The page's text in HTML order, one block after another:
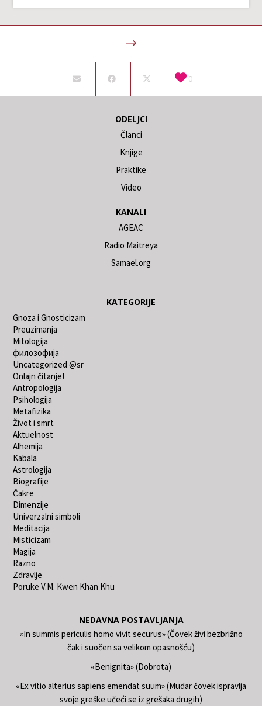
0
ODELJCI
Članci
Knjige
Praktike
Video
KANALI
AGEAC
Radio Maitreya
Samael.org
KATEGORIJE
Gnoza i Gnosticizam
Preuzimanja
Mitologija
филозофија
Uncategorized @sr
Onlajn čitanje!
Antropologija
Psihologija
Metafizika
Život i smrt
Aktuelnost
Alhemija
Kabala
Astrologija
Biografije
Čakre
Dimenzije
Univerzalni simboli
Meditacija
Misticizam
Magija
Razno
Zdravlje
Poruke V.M. Kwen Khan Khu
NEDAVNA POSTAVLJANJA
«In summis periculis homo vivit securus» (Čovek živi bezbrižno
čak i suočen sa velikom opasnošću)
«Benignita» (Dobrota)
«Ex vitio alterius sapiens emendat suum» (Mudar čovek ispravlja
svoje greške učeći se iz grešaka drugih)